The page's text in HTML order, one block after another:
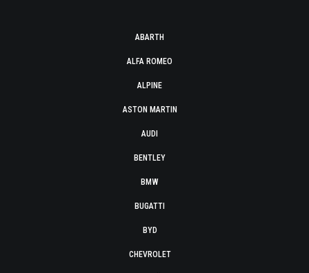
ABARTH
ALFA ROMEO
ALPINE
ASTON MARTIN
AUDI
BENTLEY
BMW
BUGATTI
BYD
CHEVROLET